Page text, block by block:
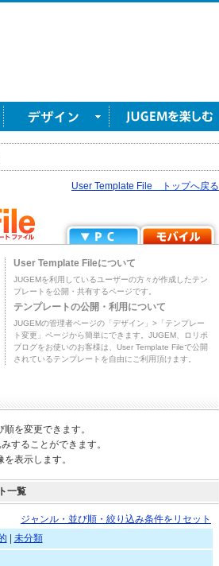
User Template File トップへ戻る
User Template Fileについて
JUGEMを利用しているユーザーの方々が作成したテン
プレートを公開・共有するページです。
テンプレートの公開・利用について
JUGEMの管理者ページの「デザイン」>「テンプレー
ト変更」ページから簡単にできます。JUGEM、ロリポ
ブログをお使いのお客様は、User Template Fileで公開
されているテンプレートを自由にご利用頂けます。
を変更できます。
することができます。
表示します。
一覧
ジャンル・並び順・絞り込み条件をリセット
未分類